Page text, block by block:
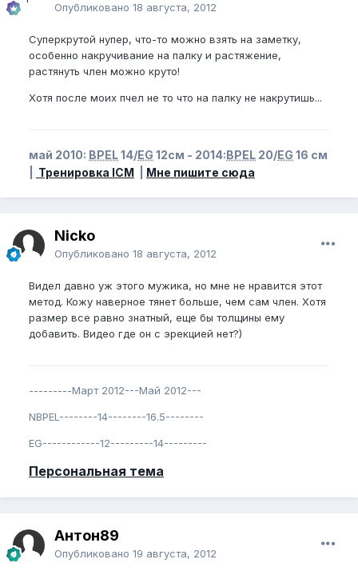
Опубликовано 18 августа, 2012
Суперкрутой нупер, что-то можно взять на заметку,
особенно накручивание на палку и растяжение,
растянуть член можно круто!
Хотя после моих пчел не то что на палку не накрутишь...
май 2010: BPEL14/EG 12см - 2014:BPEL 20/EG 16 см
Тренировка ICM Мне пишите сюда
Nicko
Опубликовано 18 августа, 2012
Видел давно уж этого мужика, но мне не нравится этот
метод. Кожу наверное тянет больше, чем сам член. Хотя
размер все равно знатный, еще бы толщины ему
добавить. Видео где он с эрекцией нет?)
---------Март 2012---Май 2012---
NBPEL--------14--------16.5--------
EG------------12---------14---------
Персональная тема
Антон89
Опубликовано 19 августа, 2012